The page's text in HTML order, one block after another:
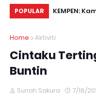
POPULAR
Retreats, KEMPEN:
Home Aktiviti
Cintaku
Buntin
Sunah Sakura 7/18/